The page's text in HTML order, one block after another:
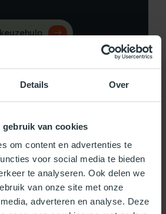
Details Over
gebruik van cookies
om content en advertenties te
voor social media te bieden
te analyseren. Ook delen we
van onze site met onze
adverteren en analyse. Deze